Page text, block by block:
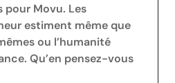
pour Movu. Les
estiment même que
ou l’humanité
Qu’en pensez-vous